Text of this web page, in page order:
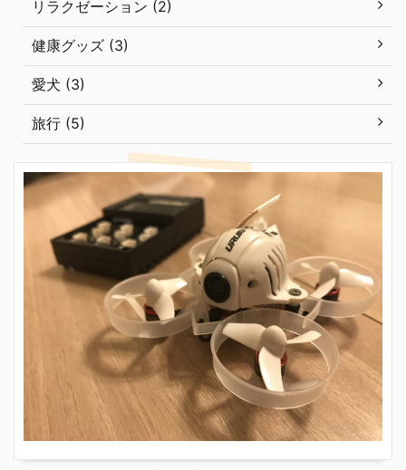
リラクゼーション (2)
健康グッズ (3)
愛犬 (3)
旅行 (5)